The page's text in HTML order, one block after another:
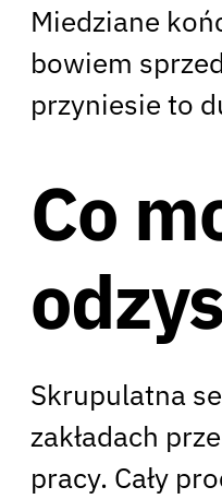
Miedziane
bowiem
przyniesie to
Co
Skrupulatna
zakładach
pracy. Cały